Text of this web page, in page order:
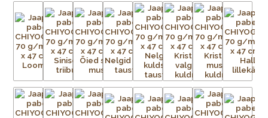
abil trükitav kujutis. Trükivalmis raamid seadistatakse
trükikarussellile – iga värv kantakse trükilauale kinnitatud
tootele eraldi. Soovitud kujutis on võrgus avatud, ülejäänud
võrgu augud aga kaetud. Värvi laialiajamiseks ja üleliigse värvi
eemaldamiseks kasutatakse raaklit. Värv kuivab ja kinnistub
esemele kuivatustunnelis või lihtsalt õhu käes. Trükivärvid
segatakse iga prindi jaoks eritellimusel, nii et mõnikord ei ole
värvid täpselt sellised nagu eelmisel partiil. Pärast värvi